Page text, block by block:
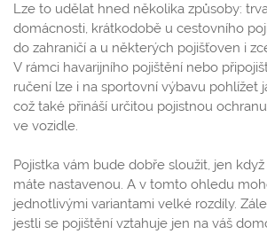
Lze to udělat hned několika způsoby:
domácnosti, krátkodobě u cestovního
do zahraničí a u některých pojišťoven i
V rámci havarijního pojištění nebo
ručení lze i na sportovní výbavu pohlížet
což také přináší určitou pojistnou
ve vozidle.
Pojistka vám bude dobře sloužit, jen
máte nastavenou. A v tomto ohledu
jednotlivými variantami velké rozdíly.
jestli se pojištění vztahuje jen na váš